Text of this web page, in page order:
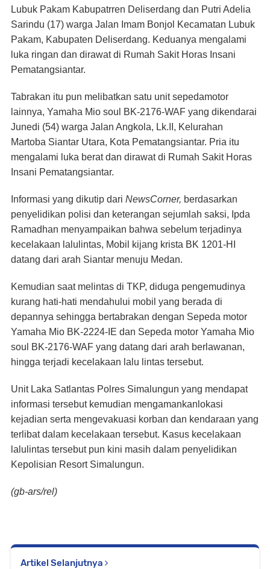
Lubuk Pakam Kabupatrren Deliserdang dan Putri Adelia
Sarindu (17) warga Jalan Imam Bonjol Kecamatan Lubuk
Pakam, Kabupaten Deliserdang. Keduanya mengalami
luka ringan dan dirawat di Rumah Sakit Horas Insani
Pematangsiantar.
Tabrakan itu pun melibatkan satu unit sepedamotor
lainnya, Yamaha Mio soul BK-2176-WAF yang dikendarai
Junedi (54) warga Jalan Angkola, Lk.II, Kelurahan
Martoba Siantar Utara, Kota Pematangsiantar. Pria itu
mengalami luka berat dan dirawat di Rumah Sakit Horas
Insani Pematangsiantar.
Informasi yang dikutip dari NewsCorner, berdasarkan
penyelidikan polisi dan keterangan sejumlah saksi, Ipda
Ramadhan menyampaikan bahwa sebelum terjadinya
kecelakaan lalulintas, Mobil kijang krista BK 1201-HI
datang dari arah Siantar menuju Medan.
Kemudian saat melintas di TKP, diduga pengemudinya
kurang hati-hati mendahului mobil yang berada di
depannya sehingga bertabrakan dengan Sepeda motor
Yamaha Mio BK-2224-IE dan Sepeda motor Yamaha Mio
soul BK-2176-WAF yang datang dari arah berlawanan,
hingga terjadi kecelakaan lalu lintas tersebut.
Unit Laka Satlantas Polres Simalungun yang mendapat
informasi tersebut kemudian mengamankanlokasi
kejadian serta mengevakuasi korban dan kendaraan yang
terlibat dalam kecelakaan tersebut. Kasus kecelakaan
lalulintas tersebut pun kini masih dalam penyelidikan
Kepolisian Resort Simalungun.
(gb-ars/rel)
Artikel Selanjutnya